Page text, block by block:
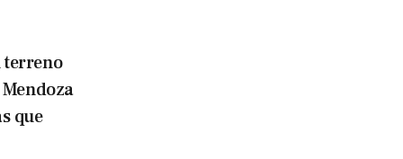
terreno
que